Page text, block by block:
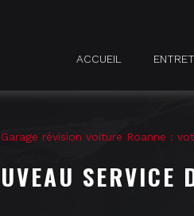
ACCUEIL
Garage révision voiture Roanne :
SERVICE